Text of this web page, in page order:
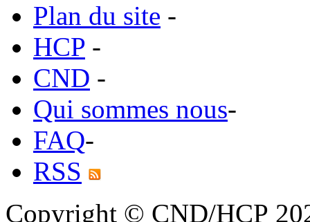
Plan du site -
HCP -
CND -
Qui sommes nous-
FAQ-
RSS
Copyright © CND/HCP